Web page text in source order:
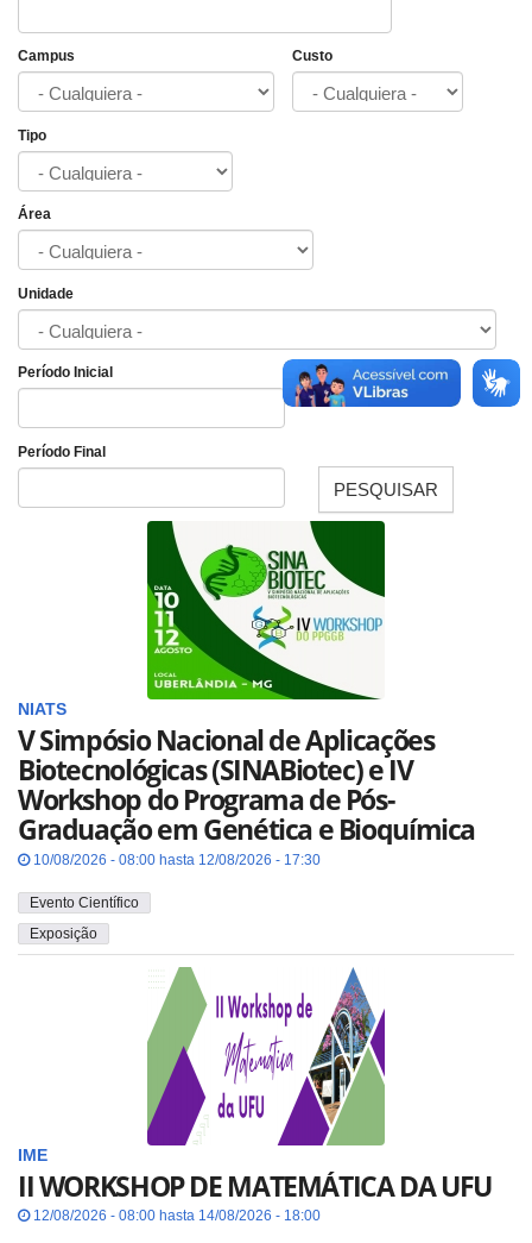
Campus Custo
Tipo
Área
Unidade
Período Inicial
Período Final
PESQUISAR
NIATS
V Simpósio Nacional de Aplicações
Biotecnológicas (SINABiotec) e IV
Workshop do Programa de Pós-
Graduação em Genética e Bioquímica
10/08/2026 - 08:00 hasta 12/08/2026 - 17:30
Evento Científico
Exposição
IME
II WORKSHOP DE MATEMÁTICA DA UFU
12/08/2026 - 08:00 hasta 14/08/2026 - 18:00